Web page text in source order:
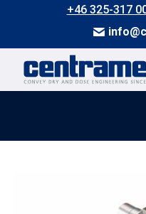
+46 325-317